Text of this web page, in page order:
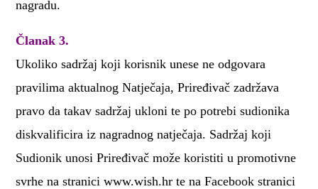
nagradu.
Članak 3.
Ukoliko sadržaj koji korisnik unese ne odgovara
pravilima aktualnog Natječaja, Priređivač zadržava
pravo da takav sadržaj ukloni te po potrebi sudionika
diskvalificira iz nagradnog natječaja. Sadržaj koji
Sudionik unosi Priređivač može koristiti u promotivne
svrhe na stranici www.wish.hr te na Facebook stranici